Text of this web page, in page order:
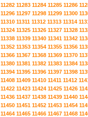
11282 11283 11284 11285 11286
11296 11297 11298 11299 11300
11310 11311 11312 11313 11314
11324 11325 11326 11327 11328
11338 11339 11340 11341 11342
11352 11353 11354 11355 11356
11366 11367 11368 11369 11370
11380 11381 11382 11383 11384
11394 11395 11396 11397 11398
11408 11409 11410 11411 11412
11422 11423 11424 11425 11426
11436 11437 11438 11439 11440
11450 11451 11452 11453 11454
11464 11465 11466 11467 11468